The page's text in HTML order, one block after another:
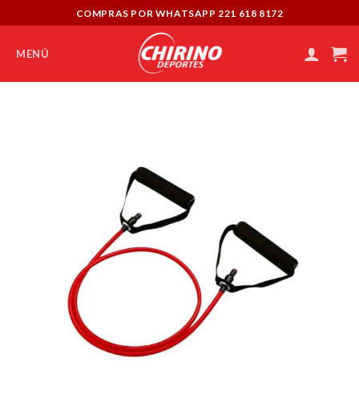
to
content
COMPRAS POR WHATSAPP 221 618 8172
MENÚ